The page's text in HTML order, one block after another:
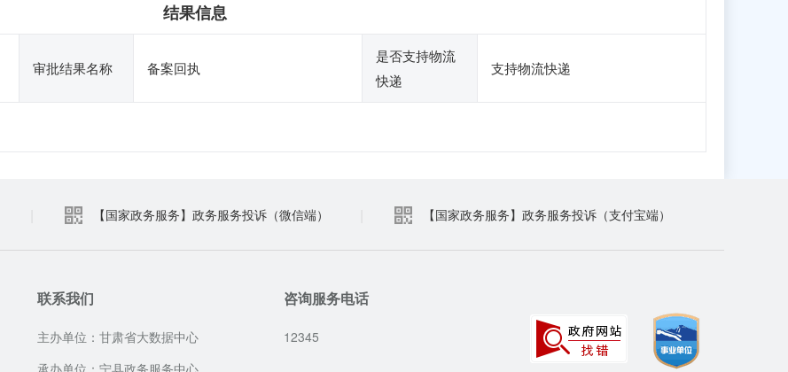
结果信息
审批结果名称 备案回执
是否支持物流
快递
支持物流快递
【国家政务服务】政务服务投诉（微信端） 【国家政务服务】政务服务投诉（支付宝端）
联系我们
主办单位：甘肃省大数据中心
承办单位：宁县政务服务中心
咨询服务电话
12345